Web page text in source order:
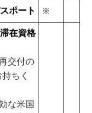
ポート ※
在資格
交付の
ちく
な米国